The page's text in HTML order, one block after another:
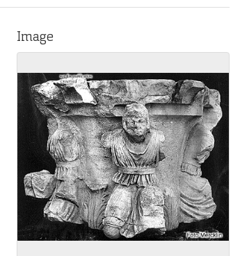
Image